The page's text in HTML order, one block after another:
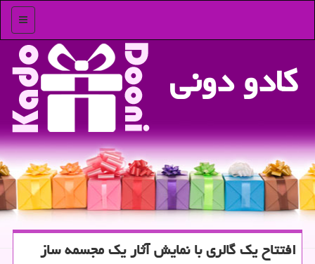
منو
كادو دونی
افتتاح یك گالری با نمایش آثار یك مجسمه ساز